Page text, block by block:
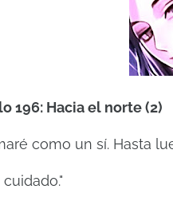
196: Hacia el norte (2)
como un sí. Hasta
cuidado."